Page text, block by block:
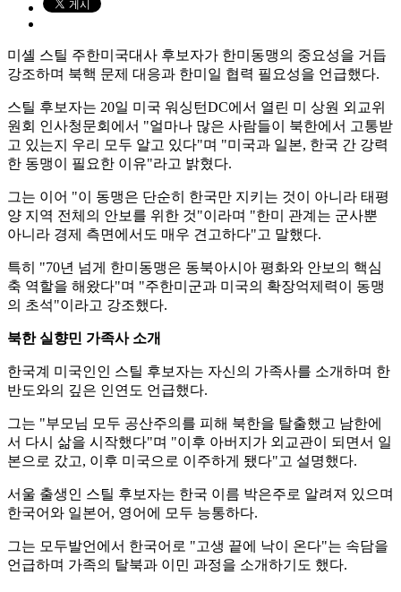
미셸 스틸 주한미국대사 후보자가 한미동맹의 중요성을 거듭
강조하며 북핵 문제 대응과 한미일 협력 필요성을 언급했다.
스틸 후보자는 20일 미국 워싱턴DC에서 열린 미 상원 외교위
원회 인사청문회에서 "얼마나 많은 사람들이 북한에서 고통받
고 있는지 우리 모두 알고 있다"며 "미국과 일본, 한국 간 강력
한 동맹이 필요한 이유"라고 밝혔다.
그는 이어 "이 동맹은 단순히 한국만 지키는 것이 아니라 태평
양 지역 전체의 안보를 위한 것"이라며 "한미 관계는 군사뿐
아니라 경제 측면에서도 매우 견고하다"고 말했다.
특히 "70년 넘게 한미동맹은 동북아시아 평화와 안보의 핵심
축 역할을 해왔다"며 "주한미군과 미국의 확장억제력이 동맹
의 초석"이라고 강조했다.
북한 실향민 가족사 소개
한국계 미국인인 스틸 후보자는 자신의 가족사를 소개하며 한
반도와의 깊은 인연도 언급했다.
그는 "부모님 모두 공산주의를 피해 북한을 탈출했고 남한에
서 다시 삶을 시작했다"며 "이후 아버지가 외교관이 되면서 일
본으로 갔고, 이후 미국으로 이주하게 됐다"고 설명했다.
서울 출생인 스틸 후보자는 한국 이름 박은주로 알려져 있으며
한국어와 일본어, 영어에 모두 능통하다.
그는 모두발언에서 한국어로 "고생 끝에 낙이 온다"는 속담을
언급하며 가족의 탈북과 이민 과정을 소개하기도 했다.